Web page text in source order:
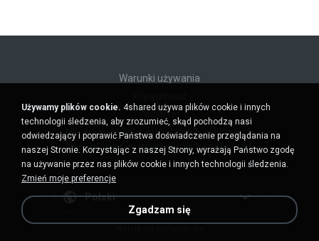
Warunki używania
Wsparcie
Nie sprzedawaj moich danych osobowych
Nie udostępniaj moich danych osobowych
Polski
Używamy plików cookie. 4shared używa plików cookie i innych
technologii śledzenia, aby zrozumieć, skąd pochodzą nasi
odwiedzający i poprawić Państwa doświadczenie przeglądania na
naszej Stronie. Korzystając z naszej Strony, wyrażają Państwo zgodę
na używanie przez nas plików cookie i innych technologii śledzenia.
Zmień moje preferencje
Zgadzam się